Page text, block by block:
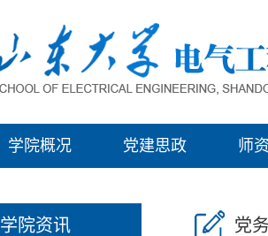
学院概况 党建思政 师
学院资讯 党